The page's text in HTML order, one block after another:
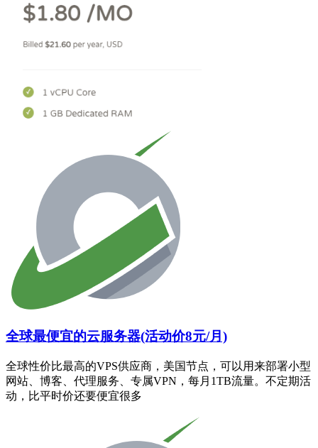
全球最便宜的云服务器(活动价8元/月)
全球性价比最高的VPS供应商，美国节点，可以用来部署小型
网站、博客、代理服务、专属VPN，每月1TB流量。不定期活
动，比平时价还要便宜很多